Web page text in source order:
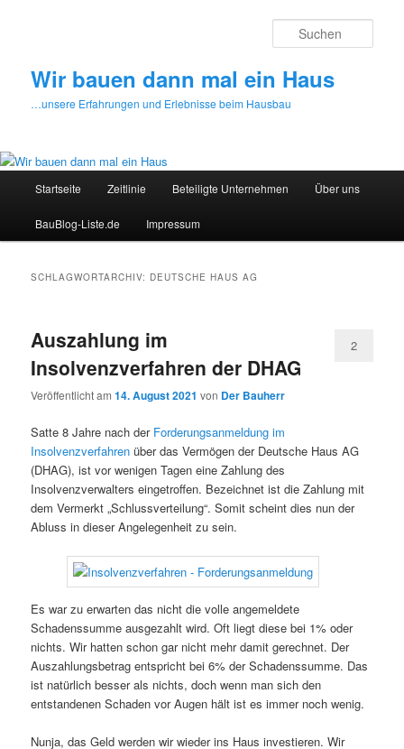
Wir bauen dann mal ein Haus
…unsere Erfahrungen und Erlebnisse beim Hausbau
Startseite Zeitlinie Beteiligte Unternehmen Über uns
BauBlog-Liste.de Impressum
SCHLAGWORTARCHIV: DEUTSCHE HAUS AG
Auszahlung im
Insolvenzverfahren der DHAG
Veröffentlicht am14. August 2021 von Der Bauherr
2
Satte 8 Jahre nach der Forderungsanmeldung im
Insolvenzverfahren über das Vermögen der Deutsche Haus AG
(DHAG), ist vor wenigen Tagen eine Zahlung des
Insolvenzverwalters eingetroffen. Bezeichnet ist die Zahlung mit
dem Vermerkt „Schlussverteilung“. Somit scheint dies nun der
Abluss in dieser Angelegenheit zu sein.
Es war zu erwarten das nicht die volle angemeldete
Schadenssumme ausgezahlt wird. Oft liegt diese bei 1% oder
nichts. Wir hatten schon gar nicht mehr damit gerechnet. Der
Auszahlungsbetrag entspricht bei 6% der Schadenssumme. Das
ist natürlich besser als nichts, doch wenn man sich den
entstandenen Schaden vor Augen hält ist es immer noch wenig.
Nunja, das Geld werden wir wieder ins Haus investieren. Wir